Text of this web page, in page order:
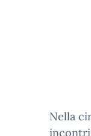
Nella
incontri